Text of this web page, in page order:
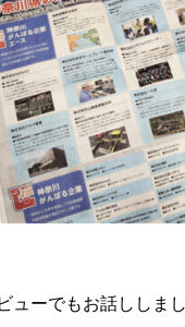
ューでもお話ししま